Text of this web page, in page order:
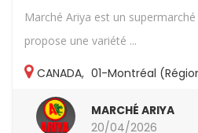
Marché Ariya est un
propose une variété ...
CANADA, 01-Montréal
MARCHÉ ARIYA
20/04/2026